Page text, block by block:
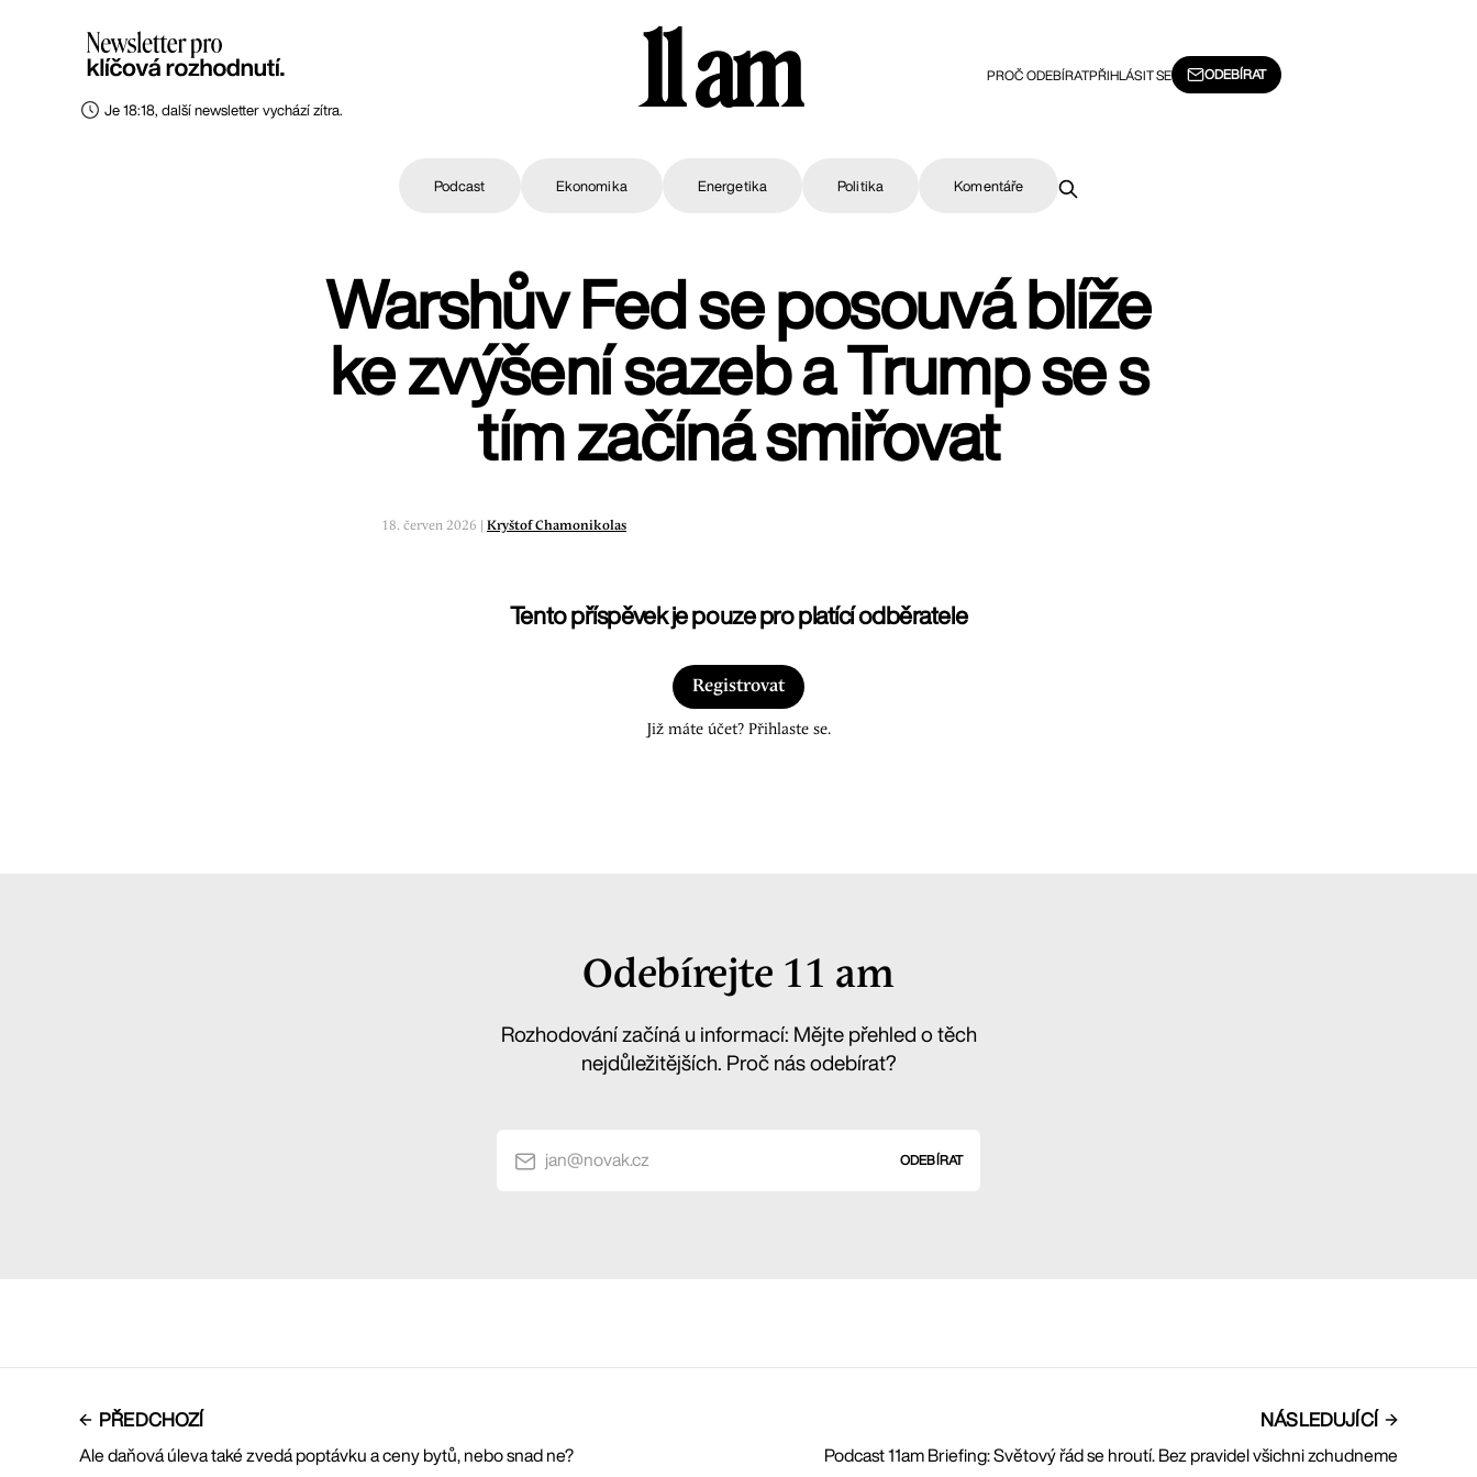
Je 18:18, další newsletter vychází zítra. 11 am PROČ ODEBÍRATPŘIHLÁSIT SE ODEBÍRAT
Podcast Ekonomika Energetika Politika Komentáře
Warshův Fed se posouvá blíže
ke zvýšení sazeb a Trump se s
tím začíná smiřovat
18. červen 2026 | Kryštof Chamonikolas
Tento příspěvek je pouze pro platící odběratele
Registrovat
Již máte účet? Přihlaste se.
Odebírejte 11 am
Rozhodování začíná u informací: Mějte přehled o těch
nejdůležitějších. Proč nás odebírat?
jan@novak.cz ODEBÍRAT
PŘEDCHOZÍ
Ale daňová úleva také zvedá poptávku a ceny bytů, nebo snad ne?
NÁSLEDUJÍCÍ
Podcast 11am Briefing: Světový řád se hroutí. Bez pravidel všichni zchudneme